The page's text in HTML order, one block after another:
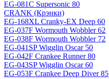
EG-081C Supersonic 80
CRANK (Крэнки)
EG-168XL Cranky-EX Deep 60
EG-037F Wormouth Wobbler 62
EG-038F Wormouth Wobbler 72
EG-041SP Wigglin Oscar 50
EG-042F Crankee Runner 80
EG-043SP Wigglin Oscar 60
EG-053F Crankee Deep Diver 85